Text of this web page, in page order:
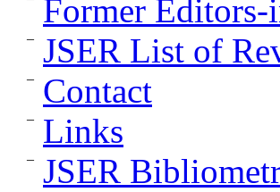
Former
JSER List of
Contact
Links
JSER